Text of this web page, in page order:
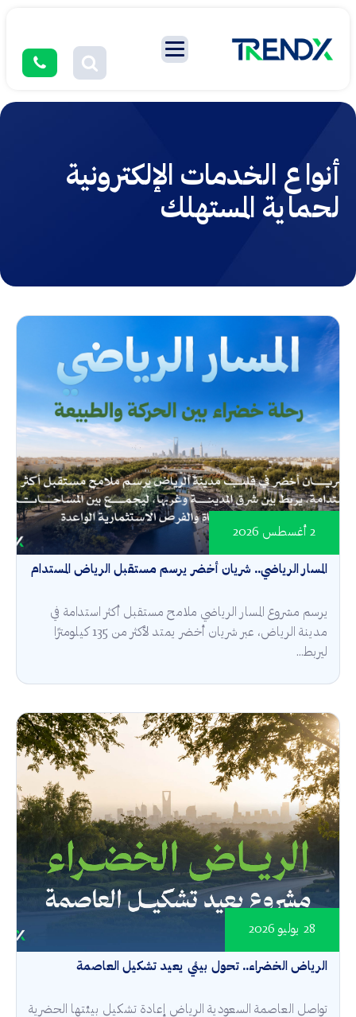
أنواع الخدمات الإلكترونية
لحماية المستهلك
المسار الرياضي.. شريان أخضر يرسم مستقبل الرياض المستدام
2 أغسطس 2026
يرسم مشروع المسار الرياضي ملامح مستقبل أكثر استدامة في
مدينة الرياض، عبر شريان أخضر يمتد لأكثر من 135 كيلومترًا
ليربط...
الرياض الخضراء.. تحول بيئي يعيد تشكيل العاصمة
28 يوليو 2026
تواصل العاصمة السعودية الرياض إعادة تشكيل بيئتها الحضرية